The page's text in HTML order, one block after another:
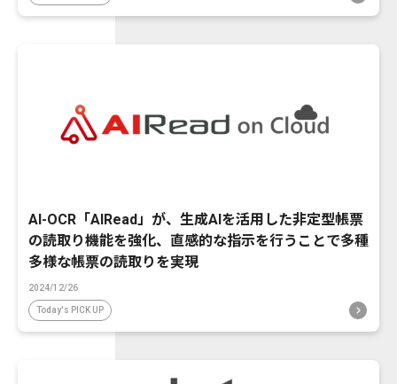
AI-OCR「AIRead」が、生成AIを活用した非定型帳票
の読取り機能を強化、直感的な指示を行うことで多種
多様な帳票の読取りを実現
2024/12/26
Today's PICK UP